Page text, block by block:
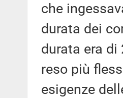
che
durata dei
durata era
reso più
esigenze